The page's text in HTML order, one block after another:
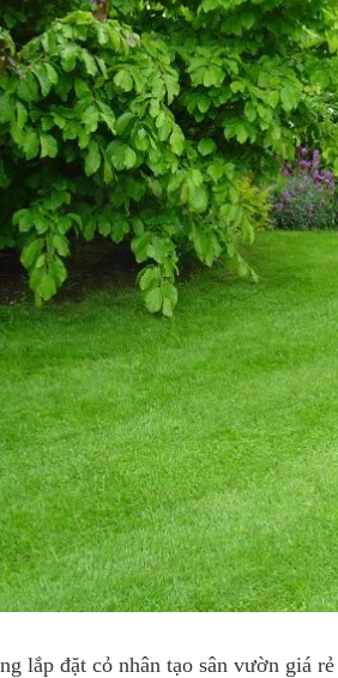
lắp đặt cỏ nhân tạo sân vườn giá